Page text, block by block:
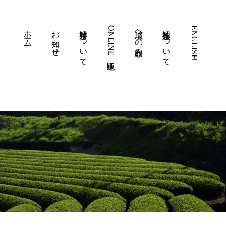
ホーム お知らせ 嬉野茶について ONLINE通販 環境への取組み 徳永製茶について ENGLISH